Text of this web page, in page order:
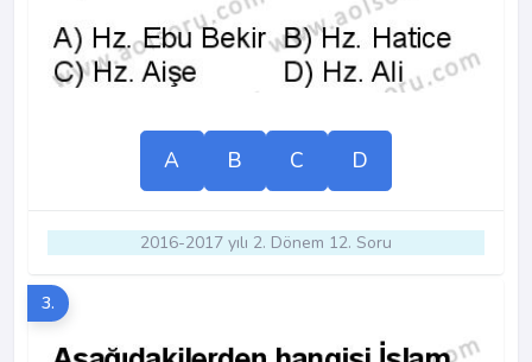
A B C D
2016-2017 yılı 2. Dönem 12. Soru
3.